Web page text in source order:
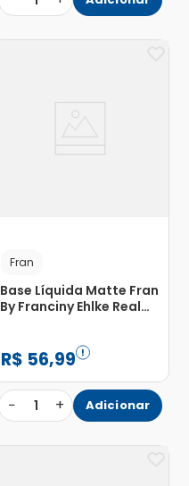
Fran
Base Líquida Matte Fran
By Franciny Ehlke Real
R$ 56,99
− 1 + Adicionar